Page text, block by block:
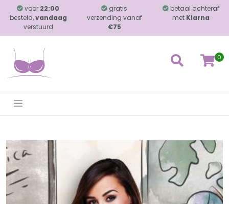
voor 22:00
besteld,vandaag
verstuurd
gratis
verzending vanaf
€75
betaal achteraf
met Klarna
0